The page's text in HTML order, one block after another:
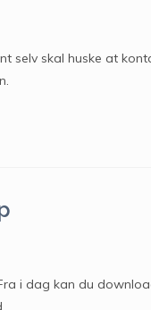
selv skal huske at
i dag kan du